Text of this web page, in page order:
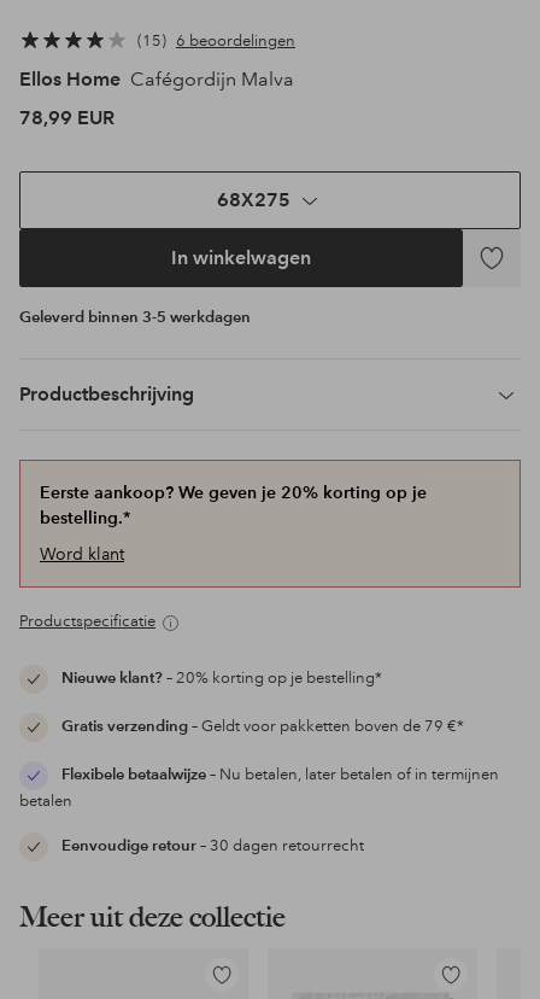
15 6 beoordelingen
Ellos Home Cafégordijn Malva
78,99 EUR
68X275
In winkelwagen
Geleverd binnen 3-5 werkdagen
Productbeschrijving
Eerste aankoop? We geven je 20% korting op je
bestelling.*
Word klant
Productspecificatie
Nieuwe klant?– 20% korting op je bestelling*
Gratis verzending– Geldt voor pakketten boven de 79 €*
Flexibele betaalwijze– Nu betalen, later betalen of in termijnen
betalen
Eenvoudige retour– 30 dagen retourrecht
Meer uit deze collectie
Toevoegen
Toevoegen